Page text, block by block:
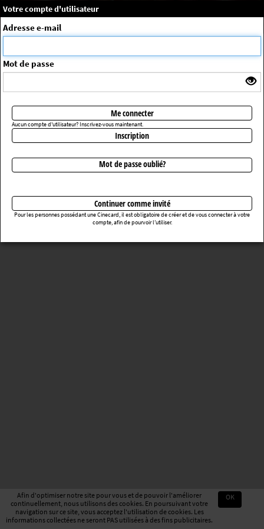
Afin d'optimiser notre site pour vous et de pouvoir l'améliorer
continuellement, nous utilisons des cookies. En poursuivant votre
navigation sur ce site, vous acceptez l'utilisation de cookies. Les
informations collectées ne seront PAS utilisées à des fins publicitaires.
OK
Message système
La séance choisie n'a pas été trouvée
Votre compte d'utilisateur
Adresse e-mail
Mot de passe
Me connecter
Aucun compte d'utilisateur? Inscrivez-vous maintenant.
Inscription
Mot de passe oublié?
Continuer comme invité
Pour les personnes possédant une Cinecard, il est obligatoire de créer et de vous connecter à votre
compte, afin de pourvoir l’utiliser.